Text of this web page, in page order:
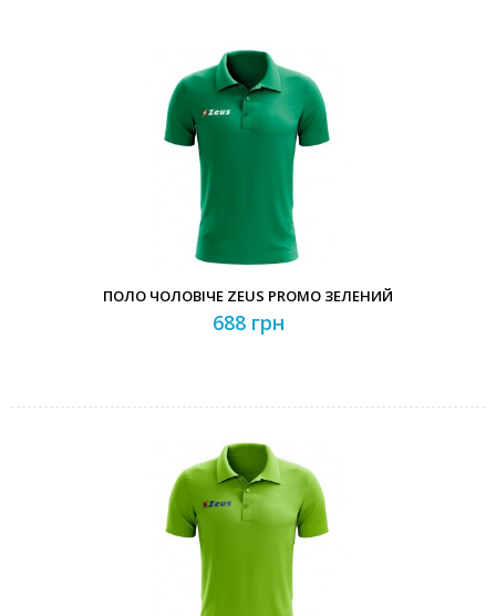
ПОЛО ЧОЛОВІЧЕ ZEUS PROMO ЗЕЛЕНИЙ
688 грн